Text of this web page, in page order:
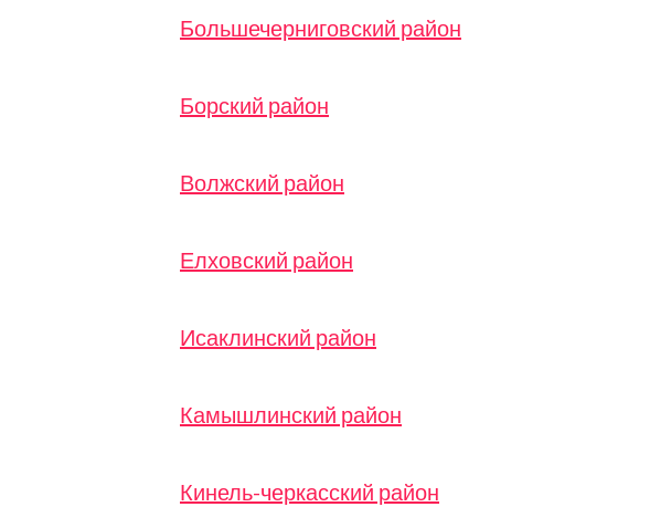
Большечерниговский район
Борский район
Волжский район
Елховский район
Исаклинский район
Камышлинский район
Кинель-черкасский район